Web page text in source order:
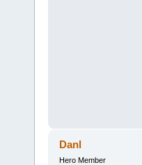
Danl
Hero Member